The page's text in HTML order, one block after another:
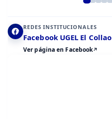
REDES INSTITUCIONALES
Facebook UGEL El Collao
Ver página en Facebook